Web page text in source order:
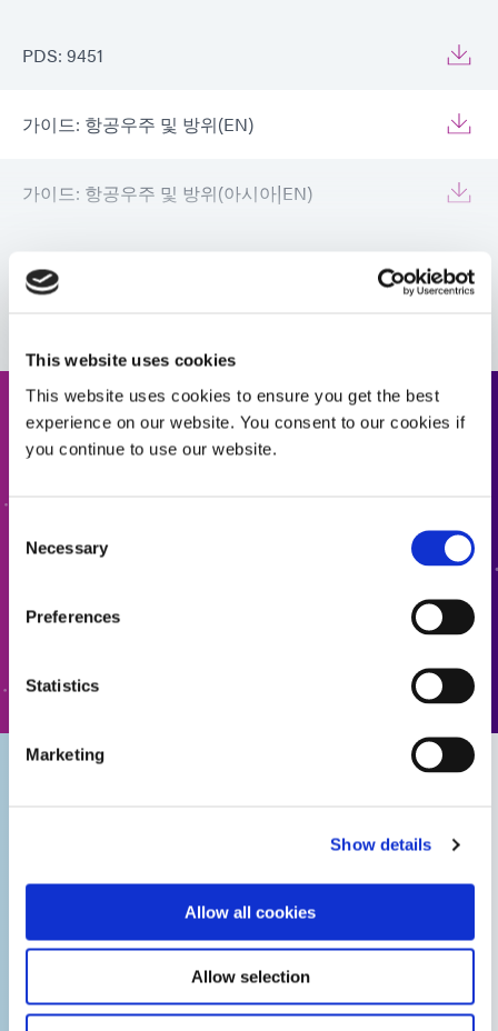
This website uses cookies
This website uses cookies to ensure you get the best
experience on our website. You consent to our cookies if
you continue to use our website.
Selection
Necessary
Preferences
Statistics
Marketing
Show details
Allow all cookies
Allow selection
PDS: 9451
가이드: 항공우주 및 방위(EN)
가이드: 항공우주 및 방위(아시아|EN)
가이드: 전자 조립(유럽|EN)
가이드: 전자 조립(아시아|EN)
Guide: Electronics Assembly (Europe|DE)
가이드: 가전제품 (EN)
가이드: 가전제품 조립(아시아|EN)
가이드: 전자 조립용 컨포멀 코팅(아시아|EN)
가이드: 전자 조립용 컨포멀 코팅(유럽|EN)
가이드: 전자 조립용 컨포멀 코팅(유럽|DE)
견적 요청